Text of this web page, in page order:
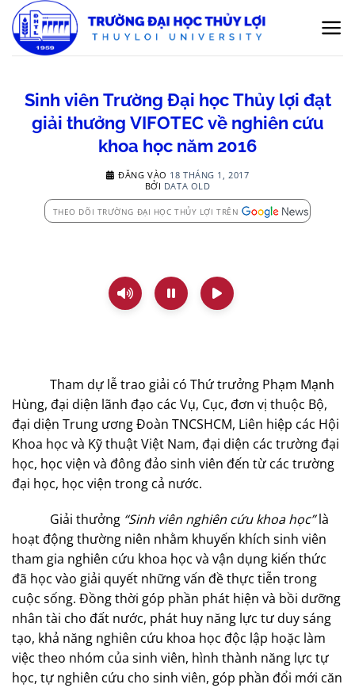
qua
nội
Sinh viên Trường Đại học Thủy lợi đạt
giải thưởng VIFOTEC về nghiên cứu
khoa học năm 2016
ĐĂNG VÀO 18 THÁNG 1, 2017
BỞI DATA OLD
THEO DÕI TRƯỜNG ĐẠI HỌC THỦY LỢI TRÊN
Tham dự lễ trao giải có Thứ trưởng Phạm Mạnh
Hùng, đại diện lãnh đạo các Vụ, Cục, đơn vị thuộc Bộ,
đại diện Trung ương Đoàn TNCSHCM, Liên hiệp các Hội
Khoa học và Kỹ thuật Việt Nam, đại diện các trường đại
học, học viện và đông đảo sinh viên đến từ các trường
đại học, học viện trong cả nước.
Giải thưởng “Sinh viên nghiên cứu khoa học”là
hoạt động thường niên nhằm khuyến khích sinh viên
tham gia nghiên cứu khoa học và vận dụng kiến thức
đã học vào giải quyết những vấn đề thực tiễn trong
cuộc sống. Đồng thời góp phần phát hiện và bồi dưỡng
nhân tài cho đất nước, phát huy năng lực tư duy sáng
tạo, khả năng nghiên cứu khoa học độc lập hoặc làm
việc theo nhóm của sinh viên, hình thành năng lực tự
học, tự nghiên cứu cho sinh viên, góp phần đổi mới căn